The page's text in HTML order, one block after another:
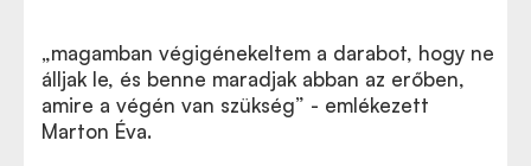
„magamban végigénekeltem a darabot, hogy ne
álljak le, és benne maradjak abban az erőben,
amire a végén van szükség” - emlékezett
Marton Éva.